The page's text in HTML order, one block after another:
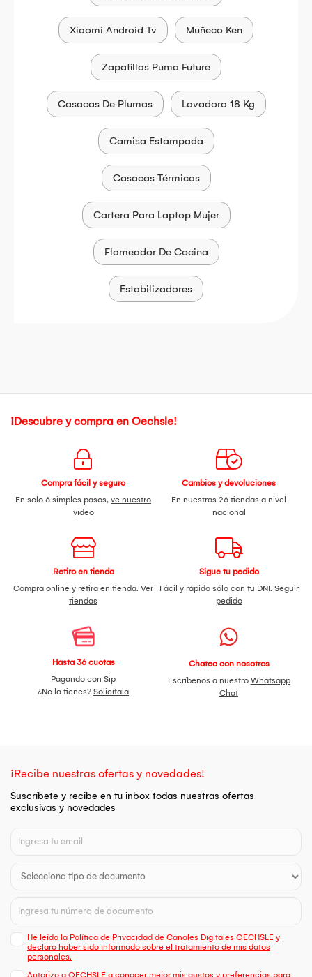
Xiaomi Android Tv Muñeco Ken
Zapatillas Puma Future
Casacas De Plumas Lavadora 18 Kg
Camisa Estampada
Casacas Térmicas
Cartera Para Laptop Mujer
Flameador De Cocina
Estabilizadores
¡Descubre y compra en Oechsle!
Compra fácil y seguro
En solo 6 simples pasos, ve nuestro
video
Cambios y devoluciones
En nuestras 26 tiendas a nivel
nacional
Retiro en tienda
Compra online y retira en tienda. Ver
tiendas
Sigue tu pedido
Fácil y rápido sólo con tu DNI. Seguir
pedido
Hasta 36 cuotas
Pagando con Sip
¿No la tienes? Solicítala
Chatea con nosotros
Escríbenos a nuestro Whatsapp
Chat
¡Recibe nuestras ofertas y novedades!
Suscríbete y recibe en tu inbox todas nuestras ofertas
exclusivas y novedades
He leído la Política de Privacidad de Canales Digitales OECHSLE y
declaro haber sido informado sobre el tratamiento de mis datos
personales.
Autorizo a OECHSLE a conocer mejor mis gustos y preferencias para